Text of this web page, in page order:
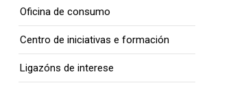
Oficina de consumo
Centro de iniciativas e formación
Ligazóns de interese